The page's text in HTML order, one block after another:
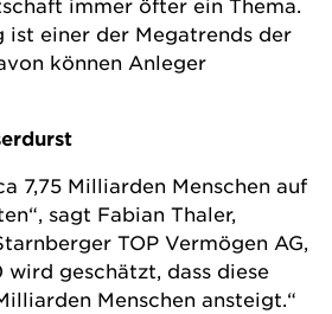
immer öfter ein Thema.
ist einer der Megatrends der
können Anleger
7,75 Milliarden Menschen auf
sagt Fabian Thaler,
TOP Vermögen AG,
wird geschätzt, dass diese
Menschen ansteigt.“